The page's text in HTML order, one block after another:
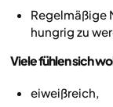
Regelmäßige
hungrig zu
Viele fühlen sich
eiweißreich,